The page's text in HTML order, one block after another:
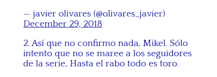
— javier olivares (@olivares_javier)
December 29, 2018
2. Así que no confirmo nada, Mikel. Sólo
intento que no se maree a los seguidores
de la serie, Hasta el rabo todo es toro.